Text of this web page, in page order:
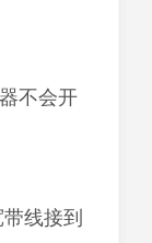
不会开
线接到